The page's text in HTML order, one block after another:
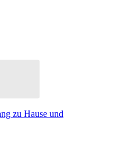
zu Hause und